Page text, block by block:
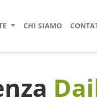
CHI SIAMO